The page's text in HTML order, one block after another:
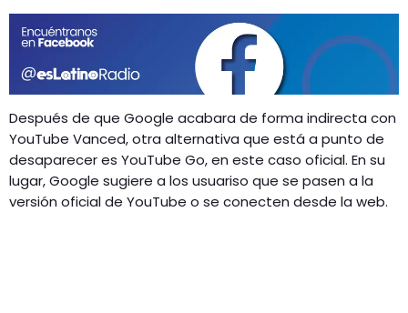
CONTACTO
Después de que Google acabara de forma indirecta con
YouTube Vanced, otra alternativa que está a punto de
desaparecer es YouTube Go, en este caso oficial. En su
lugar, Google sugiere a los usuariso que se pasen a la
versión oficial de YouTube o se conecten desde la web.